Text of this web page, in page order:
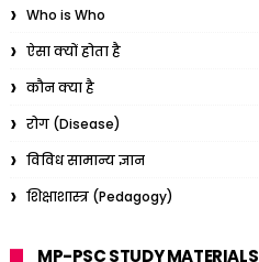
Who is Who
ऐसा क्यों होता है
कौन क्या है
रोग (Disease)
विविध सामान्य ज्ञान
शिक्षाशास्त्र (Pedagogy)
MP-PSC STUDY MATERIALS